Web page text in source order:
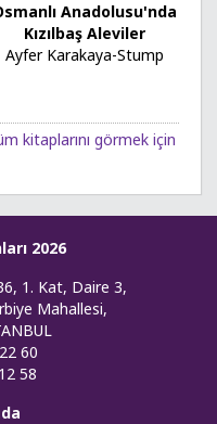
Anadolusu'nda
Kızılbaş Aleviler
Ayfer Karakaya-Stump
kitaplarını görmek için
2026
1. Kat, Daire 3,
Mahallesi,
60
58